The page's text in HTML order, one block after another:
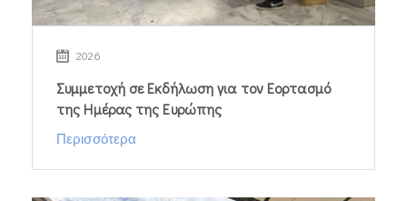
2026
Συμμετοχή σε Εκδήλωση για τον Εορτασμό
της Ημέρας της Ευρώπης
Περισσότερα